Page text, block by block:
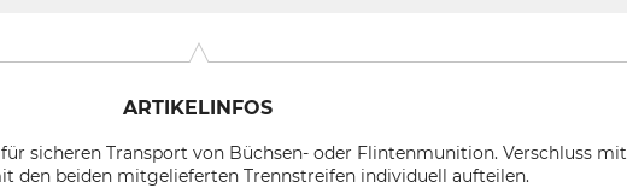
ARTIKELINFOS
sicheren Transport von Büchsen- oder Flintenmunition. Verschluss mit
den beiden mitgelieferten Trennstreifen individuell aufteilen.